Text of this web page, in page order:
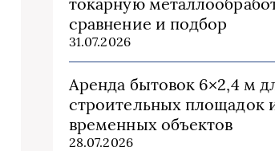
сравнение и подбор
31.07.2026
Аренда бытовок 6×2,4 м
строительных площадок
временных объектов
28.07.2026